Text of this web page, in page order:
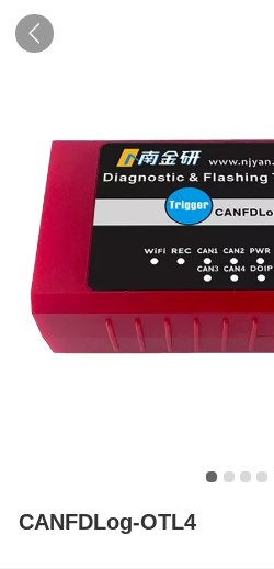
CANFDLog-OTL4